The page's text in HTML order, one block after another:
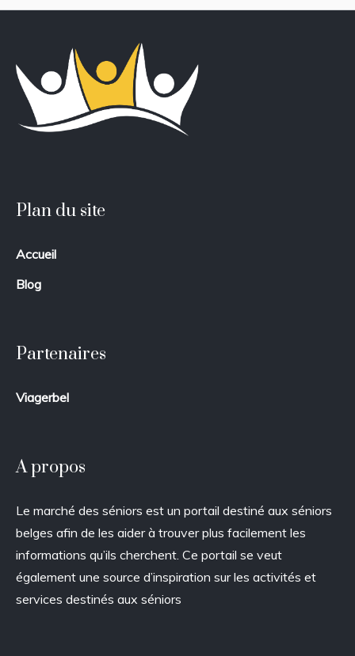
Plan du site
Accueil
Blog
Partenaires
Viagerbel
A propos
Le marché des séniors est un portail destiné aux séniors
belges afin de les aider à trouver plus facilement les
informations qu’ils cherchent. Ce portail se veut
également une source d’inspiration sur les activités et
services destinés aux séniors